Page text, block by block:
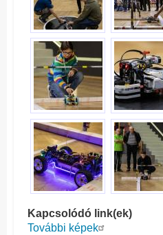
Kapcsolódó link(ek)
További képek